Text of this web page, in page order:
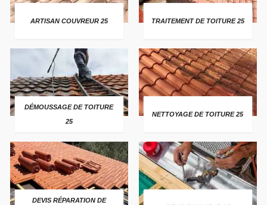
ARTISAN COUVREUR 25 TRAITEMENT DE TOITURE 25
DÉMOUSSAGE DE TOITURE
25
NETTOYAGE DE TOITURE 25
DEVIS RÉPARATION DE